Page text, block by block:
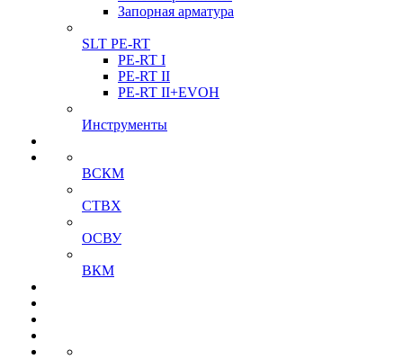
Запорная арматура
SLT PE-RT
PE-RT I
PE-RT II
PE-RT II+EVOH
Инструменты
ВСКМ
СТВХ
ОСВУ
ВКМ